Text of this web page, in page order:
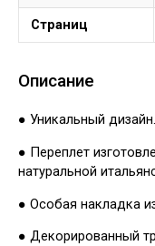
Страниц
Описание
● Уникальный дизайн.
● Переплет
натуральной
● Особая накладка
● Декорированный